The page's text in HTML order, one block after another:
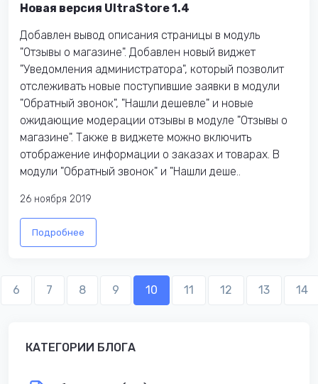
Новая версия UltraStore 1.4
Добавлен вывод описания страницы в модуль
"Отзывы о магазине". Добавлен новый виджет
"Уведомления администратора", который позволит
отслеживать новые поступившие заявки в модули
"Обратный звонок", "Нашли дешевле" и новые
ожидающие модерации отзывы в модуле "Отзывы о
магазине". Также в виджете можно включить
отображение информации о заказах и товарах. В
модули "Обратный звонок" и "Нашли деше..
26 ноября 2019
Подробнее
6 7 8 9 10 11 12 13 14
КАТЕГОРИИ БЛОГА